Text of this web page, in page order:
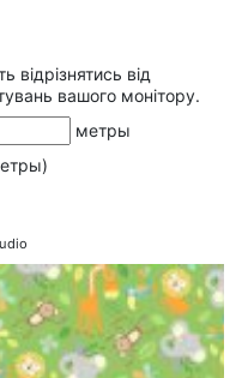
відрізнятись від
вашого монітору.
метры